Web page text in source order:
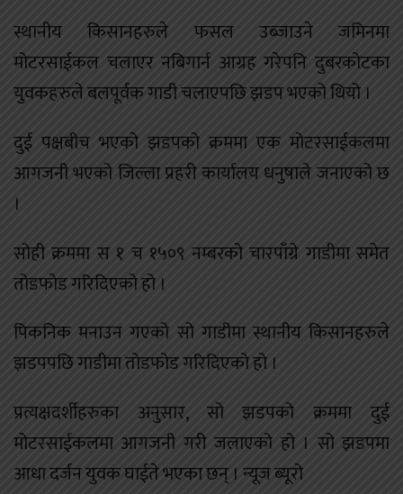
स्थानीय किसानहरुले फसल उब्जाउने जमिनमा
मोटरसाईकल चलाएर नबिगार्न आग्रह गरेपनि दुबरकोटका
युवकहरुले बलपूर्वक गाडी चलाएपछि झडप भएको थियो ।
दुई पक्षबीच भएको झडपको क्रममा एक मोटरसाईकलमा
आगजनी भएको जिल्ला प्रहरी कार्यालय धनुषाले जनाएको छ
।
सोही क्रममा स १ च १५०९ नम्बरको चारपाँग्रे गाडीमा समेत
तोडफोड गरिदिएको हो ।
पिकनिक मनाउन गएको सो गाडीमा स्थानीय किसानहरुले
झडपपछि गाडीमा तोडफोड गरिदिएको हो ।
प्रत्यक्षदर्शीहरुका अनुसार, सो झडपको क्रममा दुई
मोटरसाईकलमा आगजनी गरी जलाएको हो । सो झडपमा
आधा दर्जन युवक घाईते भएका छन् । न्यूज ब्यूरो